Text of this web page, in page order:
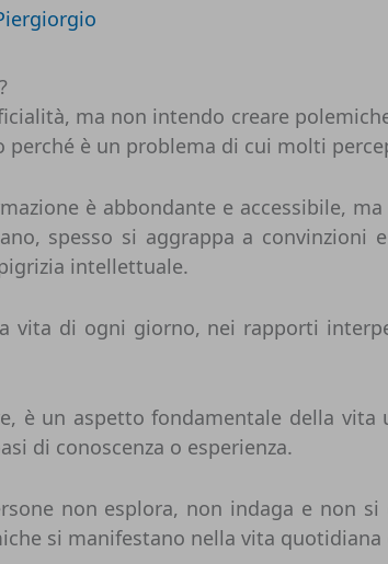
ma non intendo creare
è un problema di cui molti
è abbondante e accessibile,
spesso si aggrappa a
intellettuale.
vita di ogni giorno, nei rapporti
è un aspetto fondamentale della
di conoscenza o esperienza.
non esplora, non indaga e non
si manifestano nella vita